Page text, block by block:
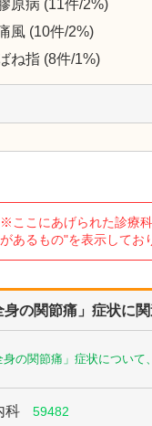
原病 (11件/2%)
風 (10件/2%)
ね指 (8件/1%)
※ここにあげられた診療
があるもの"を表示してお
身の関節痛」症状に
身の関節痛」症状につい
科 59482